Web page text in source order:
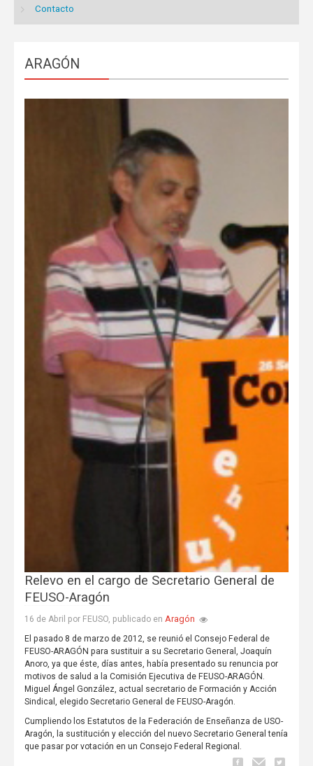
Contacto
ARAGÓN
Relevo en el cargo de Secretario General de
FEUSO-Aragón
16 de Abril por FEUSO, publicado en Aragón
El pasado 8 de marzo de 2012, se reunió el Consejo Federal de
FEUSO-ARAGÓN para sustituir a su Secretario General, Joaquín
Anoro, ya que éste, días antes, había presentado su renuncia por
motivos de salud a la Comisión Ejecutiva de FEUSO-ARAGÓN.
Miguel Ángel González, actual secretario de Formación y Acción
Sindical, elegido Secretario General de FEUSO-Aragón.
Cumpliendo los Estatutos de la Federación de Enseñanza de USO-
Aragón, la sustitución y elección del nuevo Secretario General tenía
que pasar por votación en un Consejo Federal Regional.